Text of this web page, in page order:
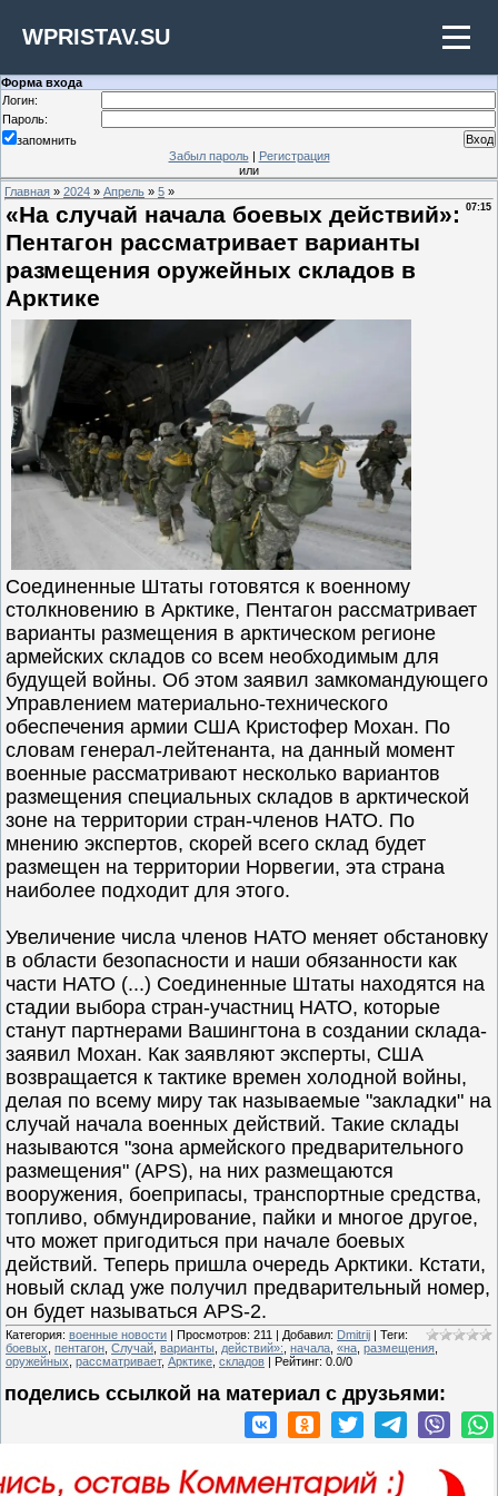
WPRISTAV.SU
Форма входа
Логин:
Пароль:
запомнить
Забыл пароль| Регистрация
или
Главная » 2024 » Апрель » 5 »
07:15
«На случай начала боевых действий»:
Пентагон рассматривает варианты
размещения оружейных складов в
Арктике
Соединенные Штаты готовятся к военному
столкновению в Арктике, Пентагон рассматривает
варианты размещения в арктическом регионе
армейских складов со всем необходимым для
будущей войны. Об этом заявил замкомандующего
Управлением материально-технического
обеспечения армии США Кристофер Мохан. По
словам генерал-лейтенанта, на данный момент
военные рассматривают несколько вариантов
размещения специальных складов в арктической
зоне на территории стран-членов НАТО. По
мнению экспертов, скорей всего склад будет
размещен на территории Норвегии, эта страна
наиболее подходит для этого.
Увеличение числа членов НАТО меняет обстановку
в области безопасности и наши обязанности как
части НАТО (...) Соединенные Штаты находятся на
стадии выбора стран-участниц НАТО, которые
станут партнерами Вашингтона в создании склада-
заявил Мохан. Как заявляют эксперты, США
возвращается к тактике времен холодной войны,
делая по всему миру так называемые "закладки" на
случай начала военных действий. Такие склады
называются "зона армейского предварительного
размещения" (APS), на них размещаются
вооружения, боеприпасы, транспортные средства,
топливо, обмундирование, пайки и многое другое,
что может пригодиться при начале боевых
действий. Теперь пришла очередь Арктики. Кстати,
новый склад уже получил предварительный номер,
он будет называться APS-2.
Категория: военные новости | Просмотров: 211 | Добавил: Dmitrij | Теги:
боевых пентагон Случай варианты действий»: начала «на размещения
оружейных рассматривает, Арктике складов | Рейтинг: 0.0/0
поделись ссылкой на материал c друзьями: